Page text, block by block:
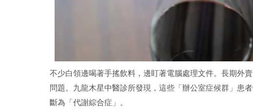
不少白領邊喝著手搖飲料，邊盯著電腦處理文件。長期外
問題。九龍木星中醫診所發現，這些「辦公室症候群」患
斷為「代謝綜合症」。